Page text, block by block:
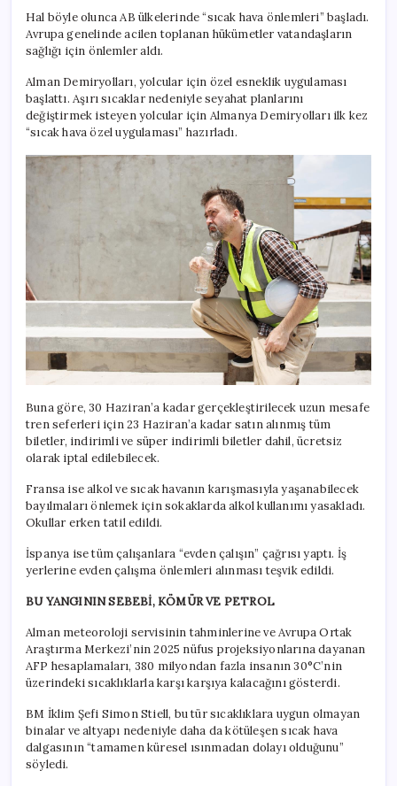
Hal böyle olunca AB ülkelerinde “sıcak hava önlemleri” başladı.
Avrupa genelinde acilen toplanan hükümetler vatandaşların
sağlığı için önlemler aldı.
Alman Demiryolları, yolcular için özel esneklik uygulaması
başlattı. Aşırı sıcaklar nedeniyle seyahat planlarını
değiştirmek isteyen yolcular için Almanya Demiryolları ilk kez
“sıcak hava özel uygulaması” hazırladı.
Buna göre, 30 Haziran’a kadar gerçekleştirilecek uzun mesafe
tren seferleri için 23 Haziran’a kadar satın alınmış tüm
biletler, indirimli ve süper indirimli biletler dahil, ücretsiz
olarak iptal edilebilecek.
Fransa ise alkol ve sıcak havanın karışmasıyla yaşanabilecek
bayılmaları önlemek için sokaklarda alkol kullanımı yasakladı.
Okullar erken tatil edildi.
İspanya ise tüm çalışanlara “evden çalışın” çağrısı yaptı. İş
yerlerine evden çalışma önlemleri alınması teşvik edildi.
BU YANGININ SEBEBİ, KÖMÜR VE PETROL
Alman meteoroloji servisinin tahminlerine ve Avrupa Ortak
Araştırma Merkezi’nin 2025 nüfus projeksiyonlarına dayanan
AFP hesaplamaları, 380 milyondan fazla insanın 30°C’nin
üzerindeki sıcaklıklarla karşı karşıya kalacağını gösterdi.
BM İklim Şefi Simon Stiell, bu tür sıcaklıklara uygun olmayan
binalar ve altyapı nedeniyle daha da kötüleşen sıcak hava
dalgasının “tamamen küresel ısınmadan dolayı olduğunu”
söyledi.